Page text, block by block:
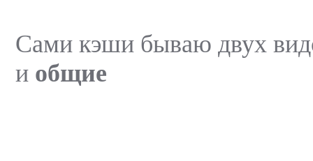
Сами кэши бываю двух
и общие